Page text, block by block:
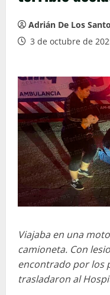
Adrián De Los
3 de octubre de
Viajaba en una
camioneta. Con
encontrado por los
trasladaron al